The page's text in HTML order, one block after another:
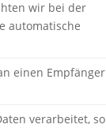
wir bei der
automatische
einen Empfänger
verarbeitet, so